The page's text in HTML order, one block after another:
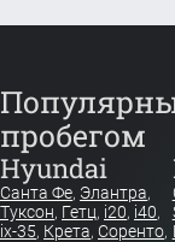
пробегом
Hyundai
Санта Фе, Элантра,
Туксон, Гетц, i20, i40,
ix-35, Крета, Соренто,